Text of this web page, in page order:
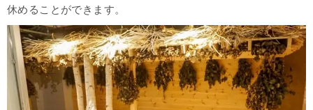
休めることができます。